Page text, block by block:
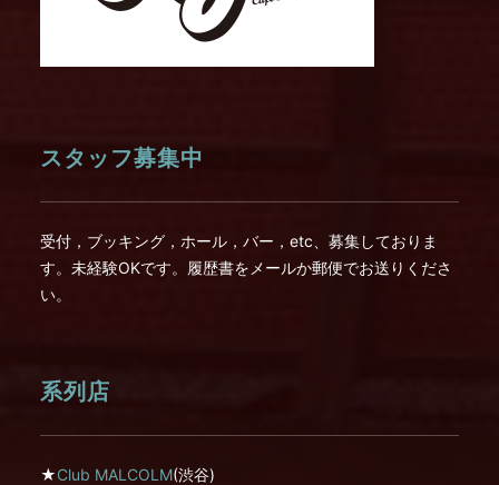
スタッフ募集中
受付，ブッキング，ホール，バー，etc、募集しておりま
す。未経験OKです。履歴書をメールか郵便でお送りくださ
い。
系列店
★Club MALCOLM(渋谷)